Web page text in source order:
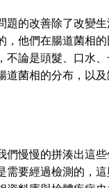
的改善除了改變生
，他們在腸道菌相
不論是頭髮、口水
菌相的分布，以
慢慢的拼湊出這些
需要經過檢測的，